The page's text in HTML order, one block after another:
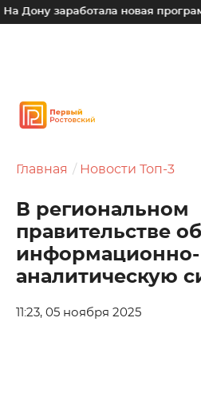
заработала новая программа
Главная Новости Топ-3
В региональном
правительстве
информационно-
аналитическую
11:23, 05 ноября 2025